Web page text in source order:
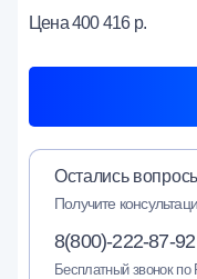
Цена400 416 р.
Остались
Получите
8(800)-222-87-92
Бесплатный звонок по